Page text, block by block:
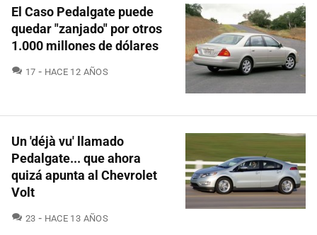
El Caso Pedalgate puede
quedar "zanjado" por otros
1.000 millones de dólares
17 COMENTARIOS
HACE 12 AÑOS
Un 'déjà vu' llamado
Pedalgate... que ahora
quizá apunta al Chevrolet
Volt
23 COMENTARIOS
HACE 13 AÑOS